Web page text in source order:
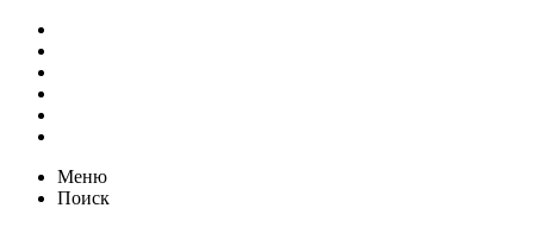
Меню
Поиск